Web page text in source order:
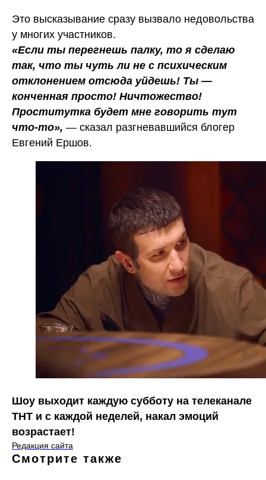
Это высказывание сразу вызвало недовольства
у многих участников.
«Если ты перегнешь палку, то я сделаю
так, что ты чуть ли не с психическим
отклонением отсюда уйдешь! Ты —
конченная просто! Ничтожество!
Проститутка будет мне говорить тут
что-то», — сказал разгневавшийся блогер
Евгений Ершов.
Шоу выходит каждую субботу на телеканале
ТНТ и с каждой неделей, накал эмоций
возрастает!
Редакция сайта
Смотрите также